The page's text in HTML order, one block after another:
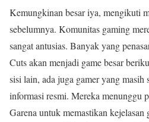
Kemungkinan besar iya, mengikuti
sebelumnya. Komunitas gaming
sangat antusias. Banyak yang
Cuts akan menjadi game besar
sisi lain, ada juga gamer yang
informasi resmi. Mereka menunggu
Garena untuk memastikan